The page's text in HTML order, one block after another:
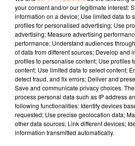
sont des retraités déchainés
toutes les couleurs…
Le réalisateur Eric Quiring a été
mère maternelle pour écrire ce
your consent and/or our legitimate interest:
information on a device; Use limited data to
profiles for personalised advertising; Use
advertising; Measure advertising
performance; Understand audiences
of data from different sources; Develop and
profiles to personalise content; Use profiles
content; Use limited data to select content;
detect fraud, and fix errors; Deliver and
Save and communicate privacy choices.
process personal data such as IP address
following functionalities: Identify devices
requested; Use precise geolocation data;
other data sources; Link different devices;
information transmitted automatically.